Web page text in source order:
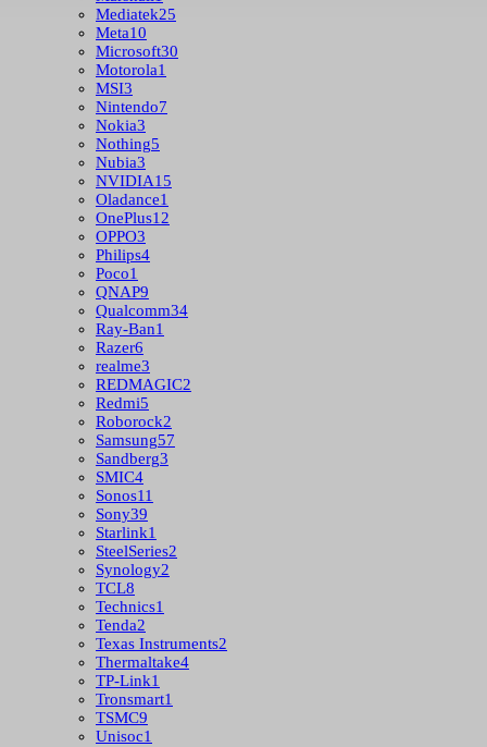
Mediatek25
Meta10
Microsoft30
Motorola1
MSI3
Nintendo7
Nokia3
Nothing5
Nubia3
NVIDIA15
Oladance1
OnePlus12
OPPO3
Philips4
Poco1
QNAP9
Qualcomm34
Ray-Ban1
Razer6
realme3
REDMAGIC2
Redmi5
Roborock2
Samsung57
Sandberg3
SMIC4
Sonos11
Sony39
Starlink1
SteelSeries2
Synology2
TCL8
Technics1
Tenda2
Texas Instruments2
Thermaltake4
TP-Link1
Tronsmart1
TSMC9
Unisoc1